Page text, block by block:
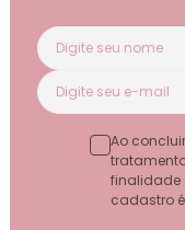
Ao
finalidade
cadastro